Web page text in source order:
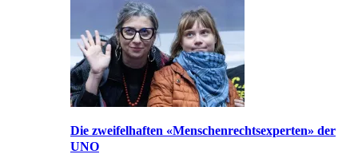
Die zweifelhaften «Menschenrechtsexperten» der
UNO